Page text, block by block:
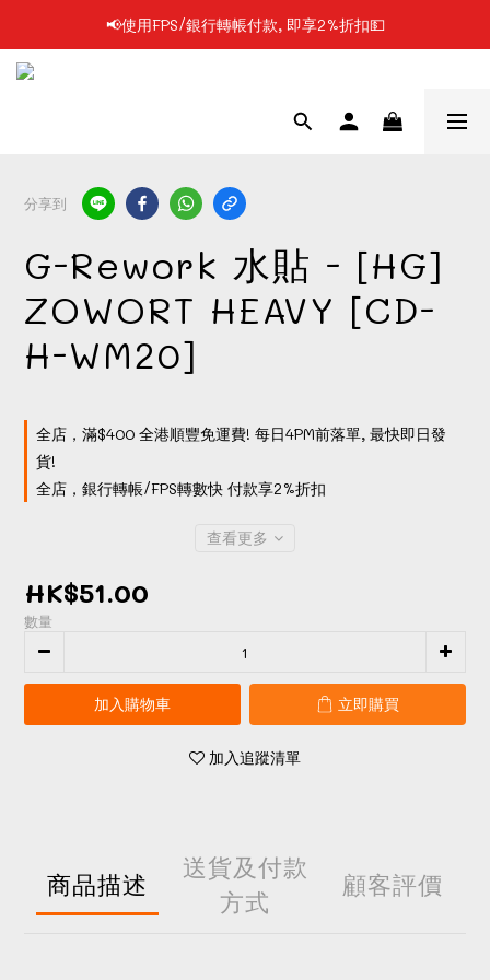
📢凡購物滿$199 順豐自提點免運費📦📦
📢凡購物滿$199 順豐自提點免運費📦📦
分享到
G-Rework 水貼 - [HG]
ZOWORT HEAVY [CD-
H-WM20]
全店，滿$400 全港順豐免運費! 每日4PM前落單, 最快即日發
貨!
全店，銀行轉帳/FPS轉數快 付款享2%折扣
查看更多
HK$51.00
數量
加入購物車 立即購買
加入追蹤清單
商品描述
送貨及付款
方式
顧客評價